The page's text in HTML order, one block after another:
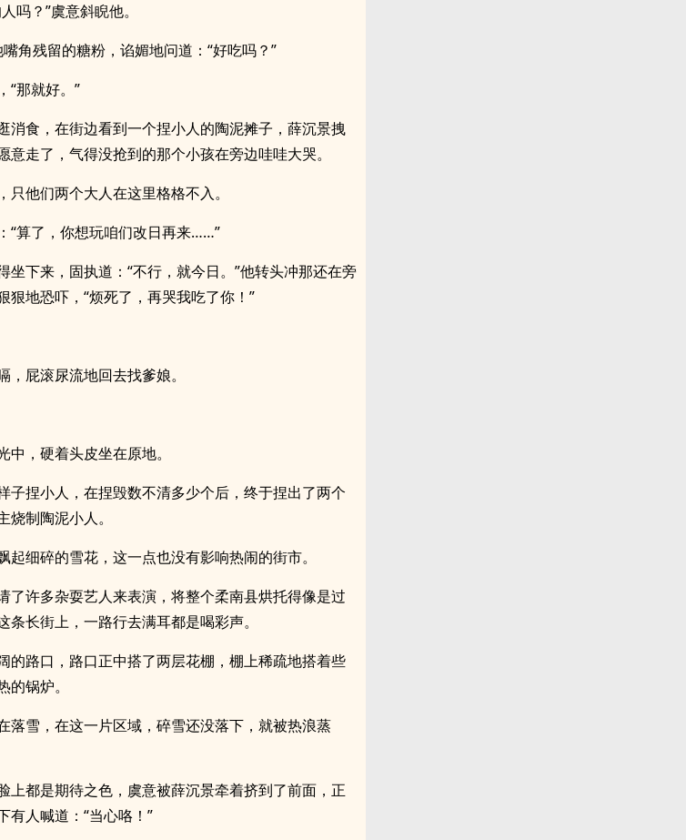
吗？”虞意斜睨他。
角残留的糖粉，谄媚地问道：“好吃吗？”
“那就好。”
消食，在街边看到一个捏小人的陶泥摊子，薛沉景拽
走了，气得没抢到的那个小孩在旁边哇哇大哭。
他们两个大人在这里格格不入。
“算了，你想玩咱们改日再来……”
坐下来，固执道：“不行，就今日。”他转头冲那还在旁
地恐吓，“烦死了，再哭我吃了你！”
屁滚尿流地回去找爹娘。
，硬着头皮坐在原地。
子捏小人，在捏毁数不清多少个后，终于捏出了两个
制陶泥小人。
细碎的雪花，这一点也没有影响热闹的街市。
了许多杂耍艺人来表演，将整个柔南县烘托得像是过
长街上，一路行去满耳都是喝彩声。
的路口，路口正中搭了两层花棚，棚上稀疏地搭着些
锅炉。
落雪，在这一片区域，碎雪还没落下，就被热浪蒸
上都是期待之色，虞意被薛沉景牵着挤到了前面，正
有人喊道：“当心咯！”